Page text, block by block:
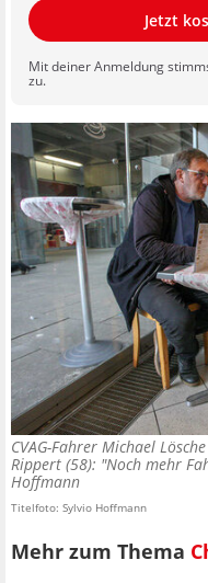
Jetzt
Mit deiner Anmeldung
zu.
CVAG-Fahrer Michael
Rippert (58): "Noch mehr
Hoffmann
Titelfoto: Sylvio Hoffmann
Mehr zum Thema